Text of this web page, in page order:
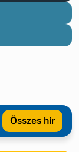
Összes hír